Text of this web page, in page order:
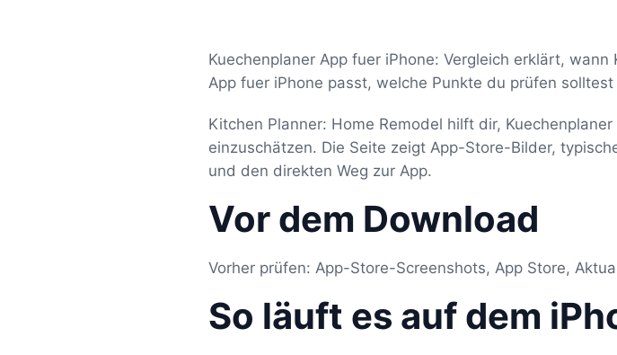
Kuechenplaner App fuer iPhone: Vergleich erklärt,
App fuer iPhone passt, welche Punkte du prüfen
Kitchen Planner: Home Remodel hilft dir,
einzuschätzen. Die Seite zeigt App-Store-Bilder,
und den direkten Weg zur App.
Vor dem Download
Vorher prüfen: App-Store-Screenshots, App Store,
So läuft es auf dem